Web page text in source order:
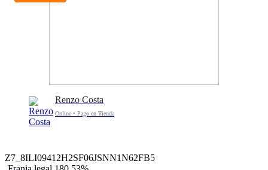
Renzo Costa
Online • Pago en Tienda
Z7_8ILI09412H2SF06JSNN1N62FB5